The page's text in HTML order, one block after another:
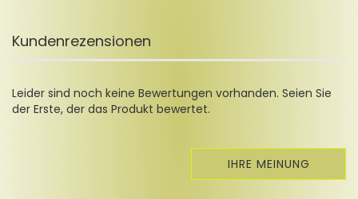
Kundenrezensionen
Leider sind noch keine Bewertungen vorhanden. Seien Sie
der Erste, der das Produkt bewertet.
IHRE MEINUNG